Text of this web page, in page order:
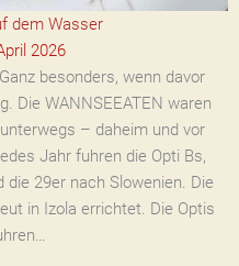
dem Wasser
2026
besonders, wenn davor
Die WANNSEEATEN waren
– daheim und vor
Jahr fuhren die Opti Bs,
die 29er nach Slowenien. Die
in Izola errichtet. Die Optis